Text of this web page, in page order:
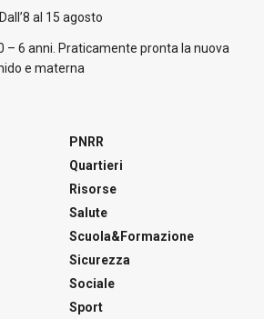
al 15 agosto
– 6 anni. Praticamente pronta la nuova
e materna
PNRR
Quartieri
Risorse
Salute
Scuola&Formazione
Sicurezza
Sociale
Sport